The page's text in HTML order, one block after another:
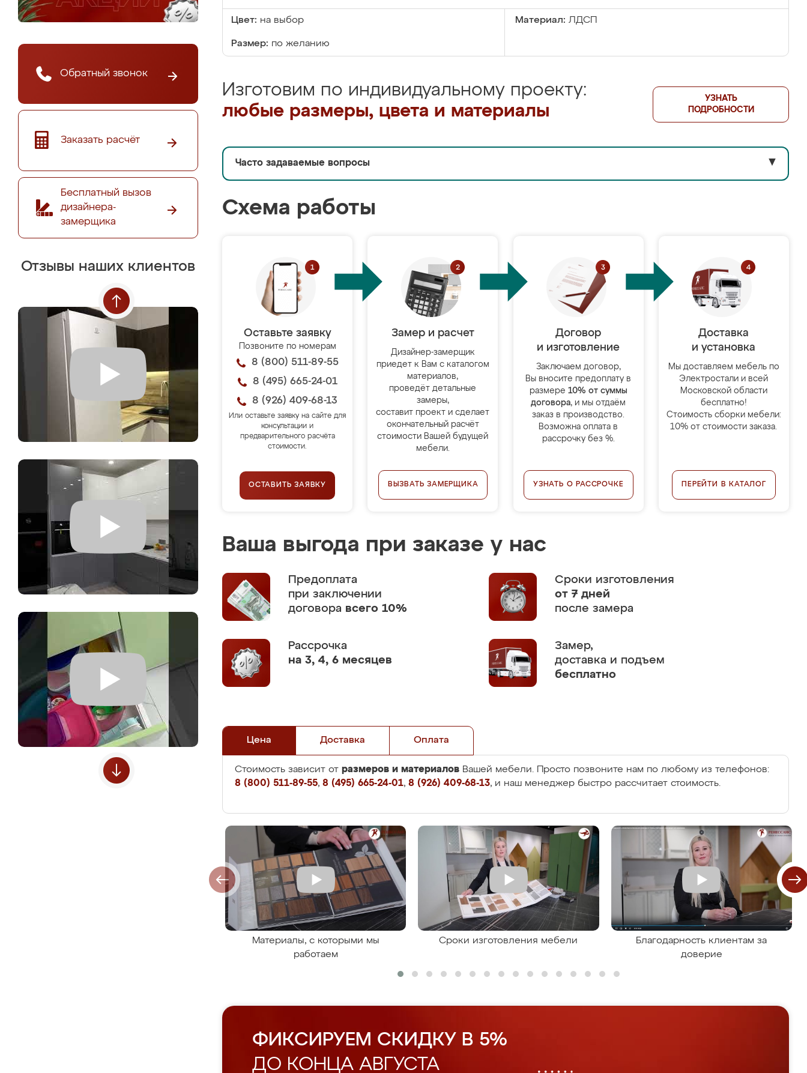
Обратный звонок
Заказать расчёт
Бесплатный вызов
дизайнера-
замерщика
Отзывы наших клиентов
Цвет: на выбор Материал: ЛДСП
Размер: по желанию
Изготовим по индивидуальному проекту:
любые размеры, цвета и материалы
УЗНАТЬ
ПОДРОБНОСТИ
Часто задаваемые вопросы ▼
Схема работы
Оставьте заявку
Позвоните по номерам
8 (800) 511-89-55
8 (495) 665-24-01
8 (926) 409-68-13
Или оставьте заявку на сайте для
консультации и
предварительного расчёта
стоимости.
ОСТАВИТЬ ЗАЯВКУ
Замер и расчет
Дизайнер-замерщик
приедет к Вам с каталогом
материалов,
проведёт детальные
замеры,
составит проект и сделает
окончательный расчёт
стоимости Вашей будущей
мебели.
ВЫЗВАТЬ ЗАМЕРЩИКА
Договор
и изготовление
Заключаем договор,
Вы вносите предоплату в
размере 10% от суммы
договора, и мы отдаём
заказ в производство.
Возможна оплата в
рассрочку без %.
УЗНАТЬ О РАССРОЧКЕ
Доставка
и установка
Мы доставляем мебель по
Электростали и всей
Московской области
бесплатно!
Стоимость сборки мебели:
10% от стоимости заказа.
ПЕРЕЙТИ В КАТАЛОГ
Ваша выгода при заказе у нас
Предоплата
при заключении
договора всего 10%
Сроки изготовления
от 7 дней
после замера
Рассрочка
на 3, 4, 6 месяцев
Замер,
доставка и подъем
бесплатно
Цена Доставка Оплата
Стоимость зависит от размеров и материалов Вашей мебели. Просто позвоните нам по любому из телефонов:
8 (800) 511-89-55, 8 (495) 665-24-01, 8 (926) 409-68-13, и наш менеджер быстро рассчитает стоимость.
Материалы, с которыми мы
работаем
Сроки изготовления мебели
Благодарность клиентам за
доверие
ФИКСИРУЕМ СКИДКУ В 5%
ДО КОНЦА АВГУСТА